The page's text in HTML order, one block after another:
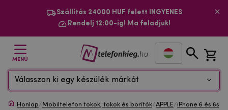
Szállítás 24000 HUF felett INGYENES
Rendelj 12:00-ig! Ma feladjuk!
MENÜ
Válasszon ki egy készülék márkát
Honlap/Mobiltelefon tokok, tokok és borítók/APPLE/iPhone 6 és 6s